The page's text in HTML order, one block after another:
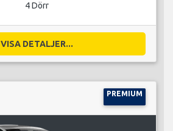
4 Dörr
VISA DETALJER...
PREMIUM